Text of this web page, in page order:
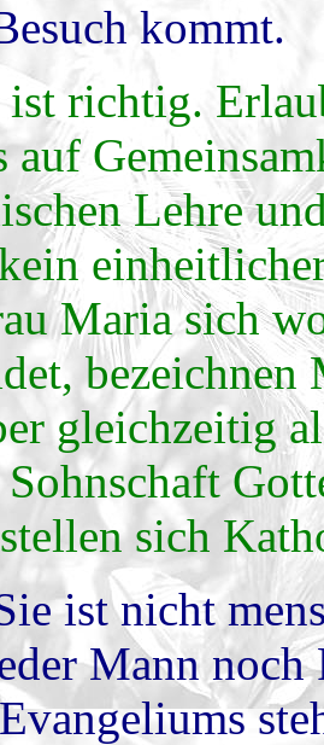
kommt.
richtig.
Lehre
Maria sich
bezeichnen
gleichzeitig
sich
ist nicht
Mann noch